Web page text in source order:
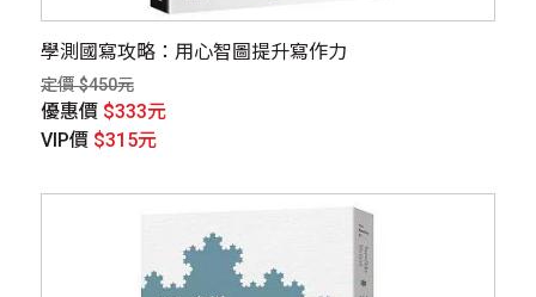
學測國寫攻略：用心智圖提升寫作力
定價 $450元
優惠價 $333元
VIP價 $315元